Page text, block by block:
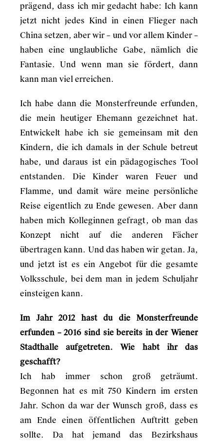
prägend, dass ich mir gedacht habe: Ich kann
jetzt nicht jedes Kind in einen Flieger nach
China setzen, aber wir – und vor allem Kinder –
haben eine unglaubliche Gabe, nämlich die
Fantasie. Und wenn man sie fördert, dann
kann man viel erreichen.
Ich habe dann die Monsterfreunde erfunden,
die mein heutiger Ehemann gezeichnet hat.
Entwickelt habe ich sie gemeinsam mit den
Kindern, die ich damals in der Schule betreut
habe, und daraus ist ein pädagogisches Tool
entstanden. Die Kinder waren Feuer und
Flamme, und damit wäre meine persönliche
Reise eigentlich zu Ende gewesen. Aber dann
haben mich Kolleginnen gefragt, ob man das
Konzept nicht auf die anderen Fächer
übertragen kann. Und das haben wir getan. Ja,
und jetzt ist es ein Angebot für die gesamte
Volksschule, bei dem man in jedem Schuljahr
einsteigen kann.
Im Jahr 2012 hast du die Monsterfreunde
erfunden – 2016 sind sie bereits in der Wiener
Stadthalle aufgetreten. Wie habt ihr das
geschafft?
Ich hab immer schon groß geträumt.
Begonnen hat es mit 750 Kindern im ersten
Jahr. Schon da war der Wunsch groß, dass es
am Ende einen öffentlichen Auftritt geben
sollte. Da hat jemand das Bezirkshaus